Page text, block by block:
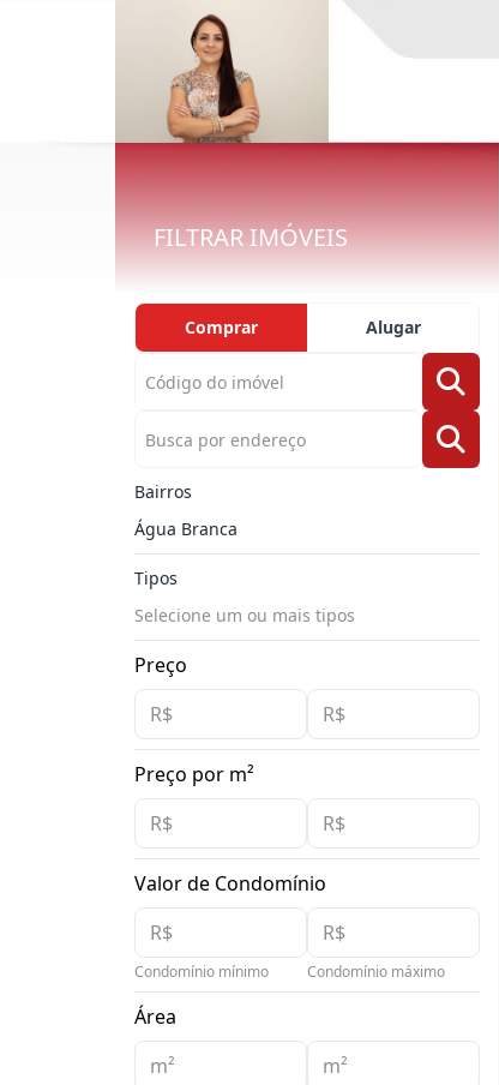
FILTRAR IMÓVEIS
Comprar Alugar
Bairros
Água Branca
Tipos
Selecione um ou mais tipos
Preço
Preço por m²
Valor de Condomínio
Condomínio mínimo Condomínio máximo
Área